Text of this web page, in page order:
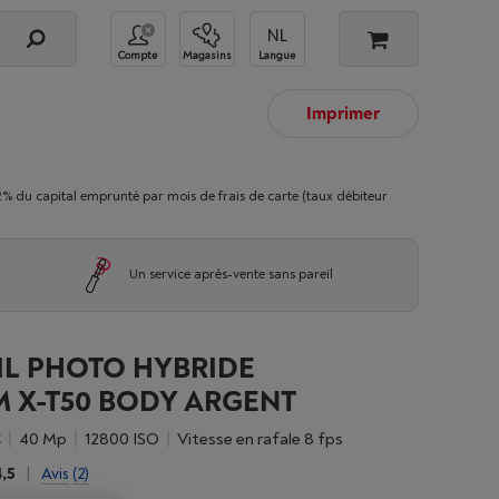
Compte Magasins Langue
Imprimer
du capital emprunté par mois de frais de carte (taux débiteur
Un service après-vente sans pareil
PHOTO HYBRIDE
X-T50 BODY ARGENT
40 Mp 12800 ISO
Vitesse en rafale 8 fps
| Avis (2)